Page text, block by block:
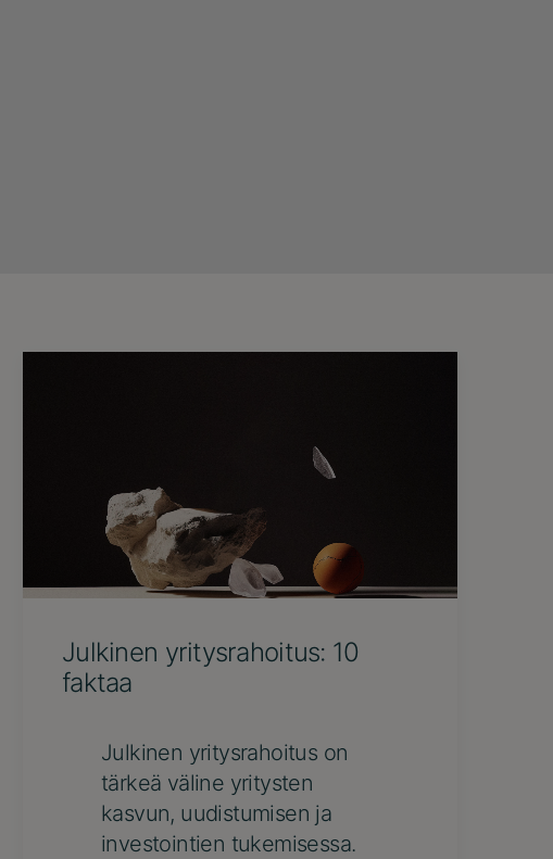
Julkinen yritysrahoitus: 10
faktaa
Julkinen yritysrahoitus on
tärkeä väline yritysten
kasvun, uudistumisen ja
investointien tukemisessa.